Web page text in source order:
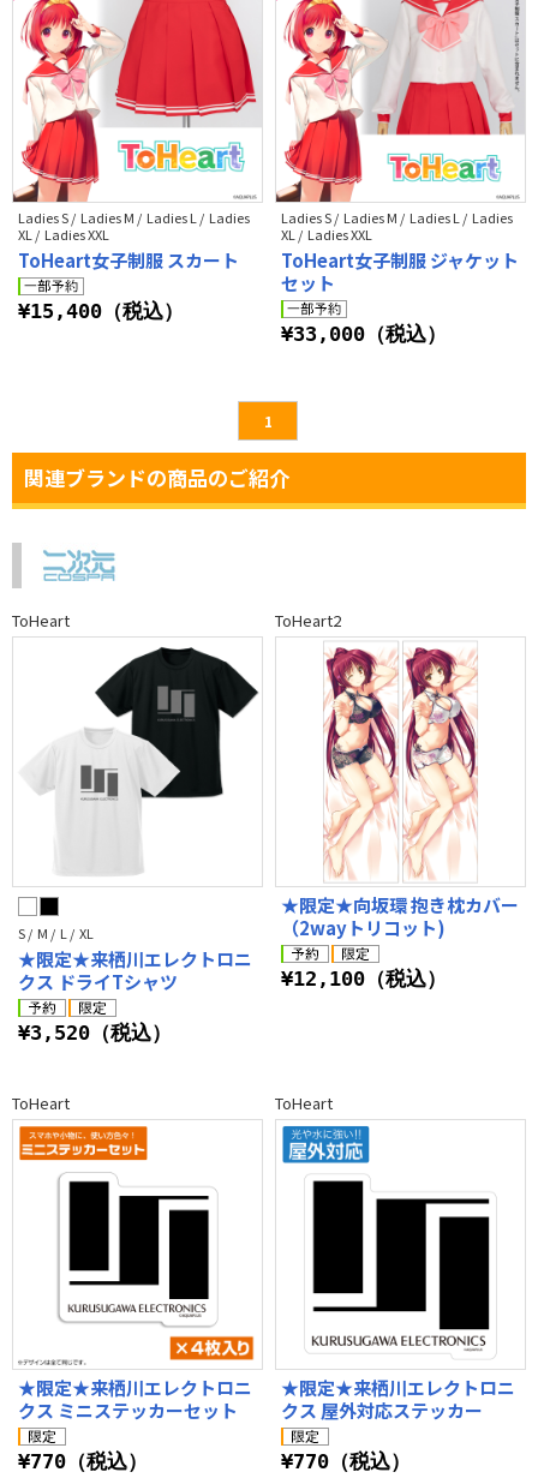
Ladies S / Ladies M / Ladies L / Ladies
XL / Ladies XXL
ToHeart女子制服 スカート
¥15,400（税込）
Ladies S / Ladies M / Ladies L / Ladies
XL / Ladies XXL
ToHeart女子制服 ジャケット
セット
¥33,000（税込）
1
関連ブランドの商品のご紹介
ToHeart
S / M / L / XL
★限定★来栖川エレクトロニ
クス ドライTシャツ
¥3,520（税込）
ToHeart2
★限定★向坂環 抱き枕カバー
（2wayトリコット)
¥12,100（税込）
ToHeart
★限定★来栖川エレクトロニ
クス ミニステッカーセット
¥770（税込）
ToHeart
★限定★来栖川エレクトロニ
クス 屋外対応ステッカー
¥770（税込）